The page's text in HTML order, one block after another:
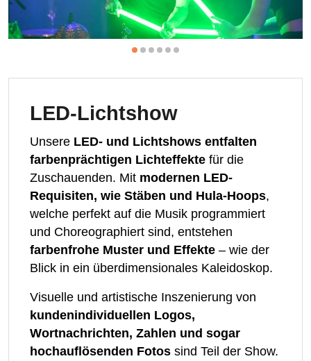
LED-Lichtshow
Unsere LED- und Lichtshows entfalten
farbenprächtigen Lichteffekte für die
Zuschauenden. Mit modernen LED-
Requisiten, wie Stäben und Hula-Hoops,
welche perfekt auf die Musik programmiert
und Choreographiert sind, entstehen
farbenfrohe Muster und Effekte – wie der
Blick in ein überdimensionales Kaleidoskop.
Visuelle und artistische Inszenierung von
kundenindividuellen Logos,
Wortnachrichten, Zahlen und sogar
hochauflösenden Fotos sind Teil der Show.